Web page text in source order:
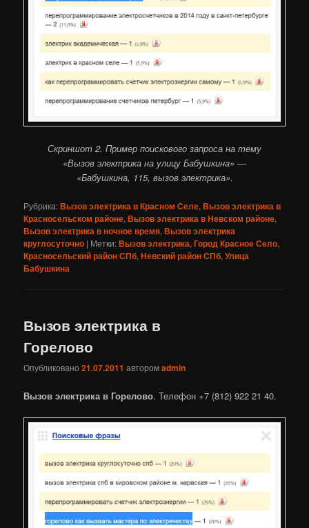
Скриншот 2. Пример поискового запроса на тему
«Вызов электрика на улицу Бабушкина» —
«Бабушкина, 115, вызов электрика».
Рубрика:Вызов электрика в Красном Селе,Вызов электрика в
Красносельском районе,Вызов электрика в Невском районе,
Вызов электрика в ночное время,Вызов электрика
круглосуточно | Метки:Вызов электрика,Город Красное Село,
Красносельский район СПб,Невский район СПб,Улица
Бабушкина
Вызов электрика в
Горелово
Опубликовано21.07.2011 авторомadmin
Вызов электрика в Горелово. Телефон +7 (812) 922 21 40.